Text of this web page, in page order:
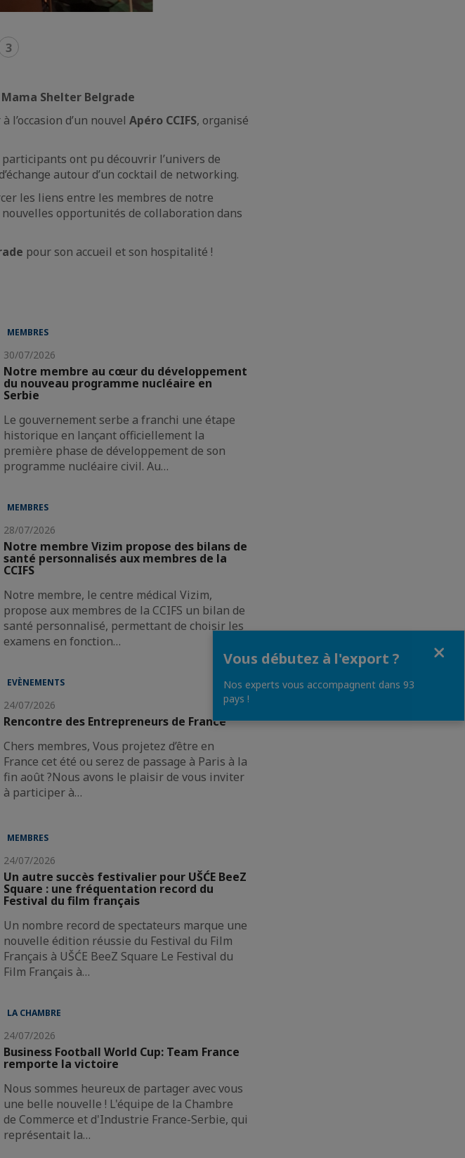
3
Shelter Belgrade
d’un nouvel Apéro CCIFS, organisé
ont pu découvrir l’univers de
autour d’un cocktail de networking.
les liens entre les membres de notre
opportunités de collaboration dans
pour son accueil et son hospitalité !
MEMBRES
30/07/2026
Notre membre au cœur du développement
du nouveau programme nucléaire en
Serbie
Le gouvernement serbe a franchi une étape
historique en lançant officiellement la
première phase de développement de son
programme nucléaire civil. Au…
MEMBRES
28/07/2026
Notre membre Vizim propose des bilans de
santé personnalisés aux membres de la
CCIFS
Notre membre, le centre médical Vizim,
propose aux membres de la CCIFS un bilan de
santé personnalisé, permettant de choisir les
examens en fonction…
EVÈNEMENTS
24/07/2026
Rencontre des Entrepreneurs de France
Chers membres, Vous projetez d’être en
France cet été ou serez de passage à Paris à la
fin août ?Nous avons le plaisir de vous inviter
à participer à…
MEMBRES
24/07/2026
Un autre succès festivalier pour UŠĆE BeeZ
Square : une fréquentation record du
Festival du film français
Un nombre record de spectateurs marque une
nouvelle édition réussie du Festival du Film
Français à UŠĆE BeeZ Square Le Festival du
Film Français à…
LA CHAMBRE
24/07/2026
Business Football World Cup: Team France
remporte la victoire
Nous sommes heureux de partager avec vous
une belle nouvelle ! L'équipe de la Chambre
de Commerce et d'Industrie France-Serbie, qui
représentait la…
Vous débutez à l'export ?
Nos experts vous accompagnent dans 93
pays !